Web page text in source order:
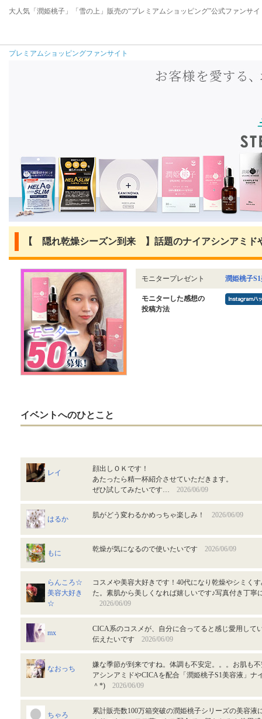
大人気「潤姫桃子」「雪の上」販売の“プレミアムショッピング”公式ファンサイ
プレミアムショッピングファンサイト
【 隠れ乾燥シーズン到来 】話題のナイアシンアミド
モニタープレゼント 潤姫桃子
モニターした感想の
投稿方法
イベントへのひとこと
レイ
顔出しＯＫです！
あたったら精一杯紹介させていただきます。
ぜひ試してみたいです… 2026/06/09
はるか 肌がどう変わるかめっちゃ楽しみ！ 2026/06/09
もに 乾燥が気になるので使いたいです 2026/06/09
らんころ☆
美容大好き
☆
コスメや美容大好きです！40代になり乾燥やシミく
た。素肌から美しくなれば嬉しいです♪写真付き丁
2026/06/09
mx
CICA系のコスメが、自分に合ってると感じ愛用して
伝えたいです 2026/06/09
なおっち
嫌な季節が到来ですね。体調も不安定。。。お肌も
アシンアミドやCICAを配合「潤姫桃子S1美容液」
＾*) 2026/06/09
ちゃろ
累計販売数100万箱突破の潤姫桃子シリーズの美容